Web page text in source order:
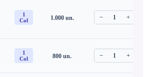
1
Col
1.000un. − 1 +
1
Col
800 un. − 1 +